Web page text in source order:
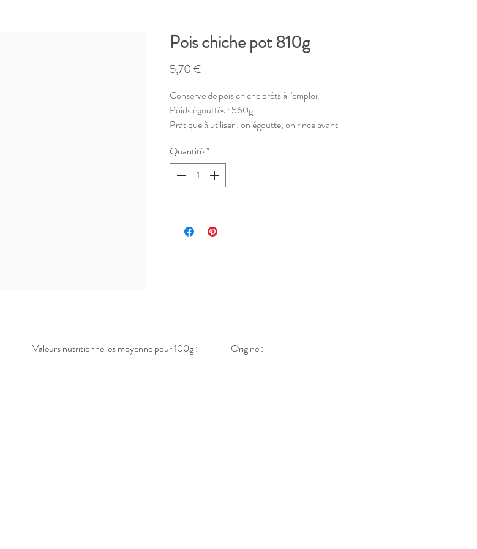
Pois chiche pot 810g
5,70 €
Conserve de pois chiche prêts à l'emploi.
Poids égouttés : 560g.
Pratique à utiliser : on égoutte, on rince avant
Après ouverture, tenir au frais et consommer
sous 48h. Date limite de consommation sur le
/!\ Attention contenant consigné /!\
Quantité*
Valeurs nutritionnelles moyenne pour 100g : Origine :